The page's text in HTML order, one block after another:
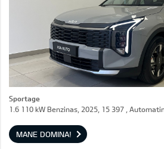
Sportage
1.6 110 kW Benzinas, 2025, 15 397 ,
MANE DOMINA!